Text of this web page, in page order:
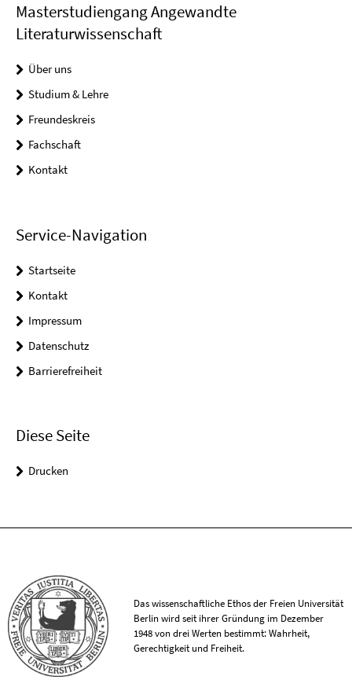
Masterstudiengang Angewandte
Literaturwissenschaft
Über uns
Studium & Lehre
Freundeskreis
Fachschaft
Kontakt
Service-Navigation
Startseite
Kontakt
Impressum
Datenschutz
Barrierefreiheit
Diese Seite
Drucken
Das wissenschaftliche Ethos der Freien Universität
Berlin wird seit ihrer Gründung im Dezember
1948 von drei Werten bestimmt: Wahrheit,
Gerechtigkeit und Freiheit.